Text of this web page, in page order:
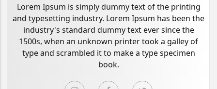
Lorem Ipsum is simply dummy text of the printing
and typesetting industry. Lorem Ipsum has been the
industry's standard dummy text ever since the
1500s, when an unknown printer took a galley of
type and scrambled it to make a type specimen
book.